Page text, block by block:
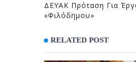
ΔΕΥΑΚ Πρόταση Για
«Φιλόδημου»
RELATED POST